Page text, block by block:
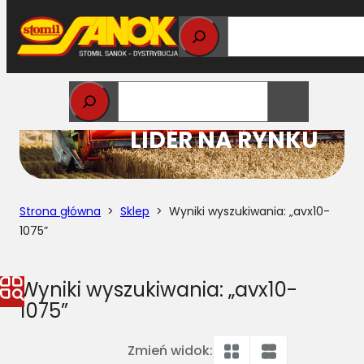
Przejdź
do
treści
STOMIL
LIDER NA RYNKU
Strona główna > Sklep > Wyniki wyszukiwania: „avx10-
1075”
Wyniki wyszukiwania: „avx10-
1075”
Zmień widok: